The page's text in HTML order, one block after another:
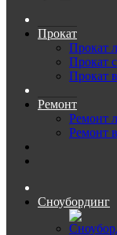
Прокат
Прокат
Прокат
Прокат
Ремонт
Ремонт
Ремонт
Сноубординг